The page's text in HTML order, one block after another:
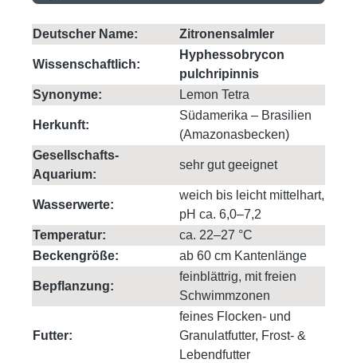
Deutscher Name: Zitronensalmler
Wissenschaftlich:
Hyphessobrycon
pulchripinnis
Synonyme:
Lemon Tetra
Herkunft:
Südamerika – Brasilien
(Amazonasbecken)
Gesellschafts-
Aquarium:
sehr gut geeignet
Wasserwerte:
weich bis leicht mittelhart,
pH ca. 6,0–7,2
Temperatur:
ca. 22–27 °C
Beckengröße:
ab 60 cm Kantenlänge
Bepflanzung:
feinblättrig, mit freien
Schwimmzonen
Futter:
feines Flocken- und
Granulatfutter, Frost- &
Lebendfutter